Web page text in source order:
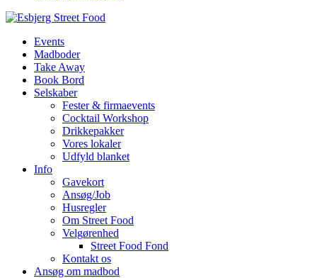
Events
Madboder
Take Away
Book Bord
Selskaber
Fester & firmaevents
Cocktail Workshop
Drikkepakker
Vores lokaler
Udfyld blanket
Info
Gavekort
Ansøg/Job
Husregler
Om Street Food
Velgørenhed
Street Food Fond
Kontakt os
Ansøg om madbod